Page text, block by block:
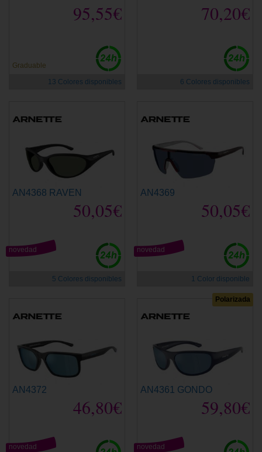
95,55€
Graduable
13 Colores disponibles
70,20€
6 Colores disponibles
AN4368 RAVEN
50,05€
novedad
5 Colores disponibles
AN4369
50,05€
novedad
1 Color disponible
AN4372
46,80€
novedad
Polarizada
AN4361 GONDO
59,80€
novedad